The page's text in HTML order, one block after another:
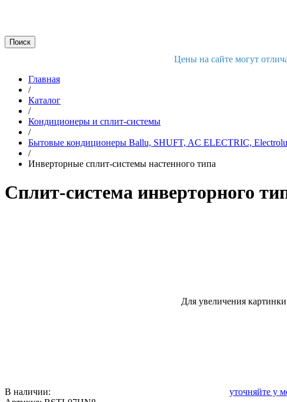
Цены на сайте могут
Главная
/
Каталог
/
Кондиционеры и сплит-системы
/
Бытовые кондиционеры Ballu, SHUFT, AC ELECTRIC,
/
Инверторные сплит-системы настенного типа
Сплит-система инверторного
Для увеличения
В наличии:
уточняйте у